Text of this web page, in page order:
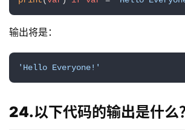
资
输出将是：
'Hello Everyone!'
24.以下代码的输出是什么